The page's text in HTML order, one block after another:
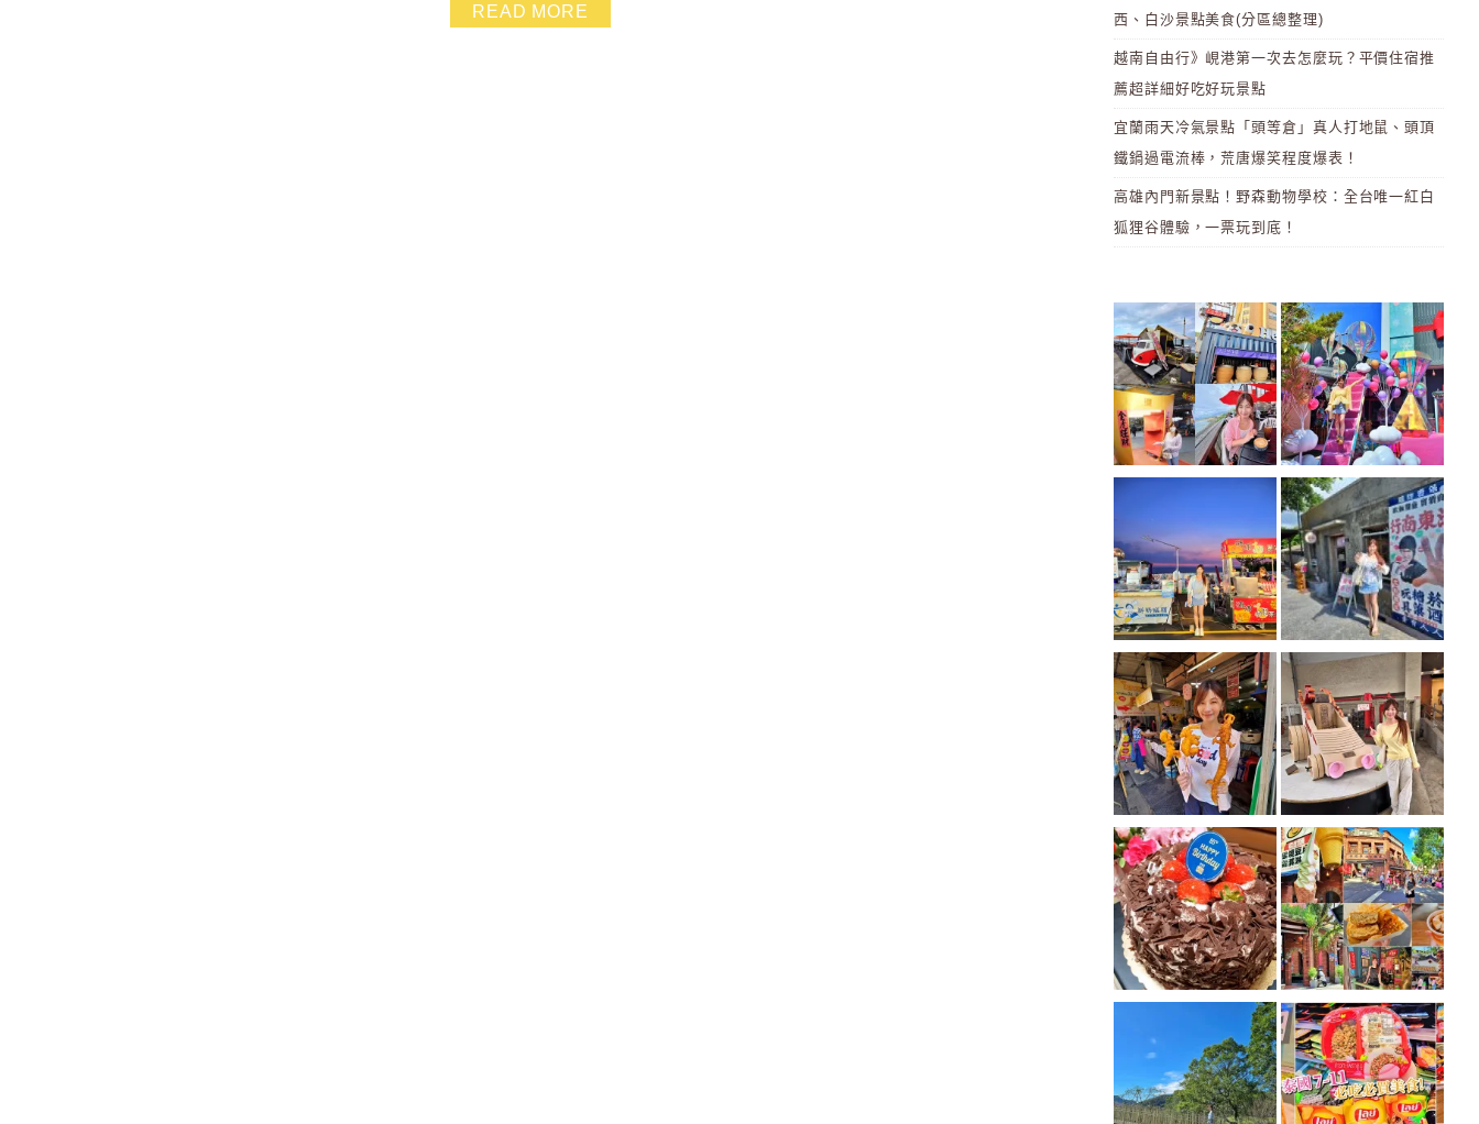
READ MORE
西、白沙景點美食(分區總整理)
越南自由行》峴港第一次去怎麼玩？平價住宿推
薦超詳細好吃好玩景點
宜蘭雨天冷氣景點「頭等倉」真人打地鼠、頭頂
鐵鍋過電流棒，荒唐爆笑程度爆表！
高雄內門新景點！野森動物學校：全台唯一紅白
狐狸谷體驗，一票玩到底！